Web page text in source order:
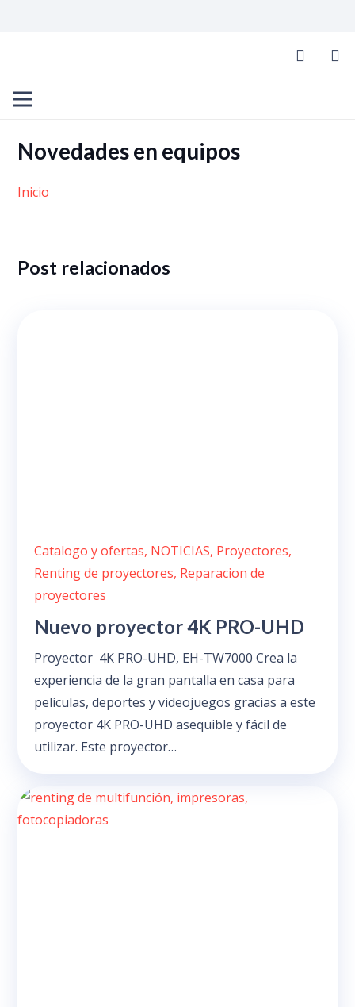
Novedades en equipos
Inicio
Post relacionados
Catalogo y ofertas, NOTICIAS, Proyectores,
Renting de proyectores, Reparacion de
proyectores
Nuevo proyector 4K PRO-UHD
Proyector 4K PRO-UHD, EH-TW7000 Crea la
experiencia de la gran pantalla en casa para
películas, deportes y videojuegos gracias a este
proyector 4K PRO-UHD asequible y fácil de
utilizar. Este proyector…